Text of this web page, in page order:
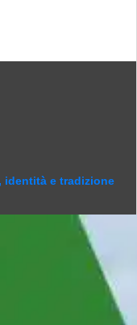
identità e tradizione